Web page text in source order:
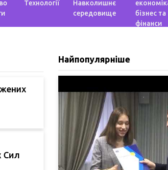
Технології
Навколишнє
середовище
бізнес та
фінанси
Сил
Найпопулярніше